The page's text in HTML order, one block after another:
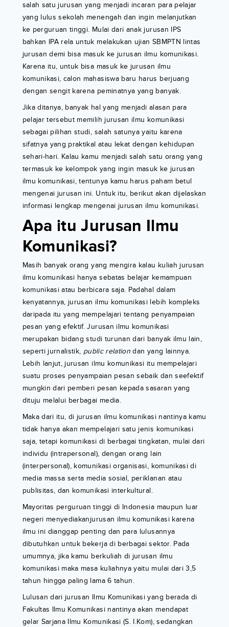
salah satu jurusan yang menjadi incaran para pelajar
yang lulus sekolah menengah dan ingin melanjutkan
ke perguruan tinggi. Mulai dari anak jurusan IPS
bahkan IPA rela untuk melakukan ujian SBMPTN lintas
jurusan demi bisa masuk ke jurusan ilmu komunikasi.
Karena itu, untuk bisa masuk ke jurusan ilmu
komunikasi, calon mahasiswa baru harus berjuang
dengan sengit karena peminatnya yang banyak.
Jika ditanya, banyak hal yang menjadi alasan para
pelajar tersebut memilih jurusan ilmu komunikasi
sebagai pilihan studi, salah satunya yaitu karena
sifatnya yang praktikal atau lekat dengan kehidupan
sehari-hari. Kalau kamu menjadi salah satu orang yang
termasuk ke kelompok yang ingin masuk ke jurusan
ilmu komunikasi, tentunya kamu harus paham betul
mengenai jurusan ini. Untuk itu, berikut akan dijelaskan
informasi lengkap mengenai jurusan ilmu komunikasi.
Apa itu Jurusan Ilmu
Komunikasi?
Masih banyak orang yang mengira kalau kuliah jurusan
ilmu komunikasi hanya sebatas belajar kemampuan
komunikasi atau berbicara saja. Padahal dalam
kenyatannya, jurusan ilmu komunikasi lebih kompleks
daripada itu yang mempelajari tentang penyampaian
pesan yang efektif. Jurusan ilmu komunikasi
merupakan bidang studi turunan dari banyak ilmu lain,
seperti jurnalistik, public relation dan yang lainnya.
Lebih lanjut, jurusan ilmu komunikasi itu mempelajari
suatu proses penyampaian pesan sebaik dan seefektif
mungkin dari pemberi pesan kepada sasaran yang
dituju melalui berbagai media.
Maka dari itu, di jurusan ilmu komunikasi nantinya kamu
tidak hanya akan mempelajari satu jenis komunikasi
saja, tetapi komunikasi di berbagai tingkatan, mulai dari
individu (intrapersonal), dengan orang lain
(interpersonal), komunikasi organisasi, komunikasi di
media massa serta media sosial, periklanan atau
publisitas, dan komunikasi interkultural.
Mayoritas perguruan tinggi di Indonesia maupun luar
negeri menyediakanjurusan ilmu komunikasi karena
ilmu ini dianggap penting dan para lulusannya
dibutuhkan untuk bekerja di berbagai sektor. Pada
umumnya, jika kamu berkuliah di jurusan ilmu
komunikasi maka masa kuliahnya yaitu mulai dari 3,5
tahun hingga paling lama 6 tahun.
Lulusan dari jurusan Ilmu Komunikasi yang berada di
Fakultas Ilmu Komunikasi nantinya akan mendapat
gelar Sarjana Ilmu Komunikasi (S. I.Kom), sedangkan